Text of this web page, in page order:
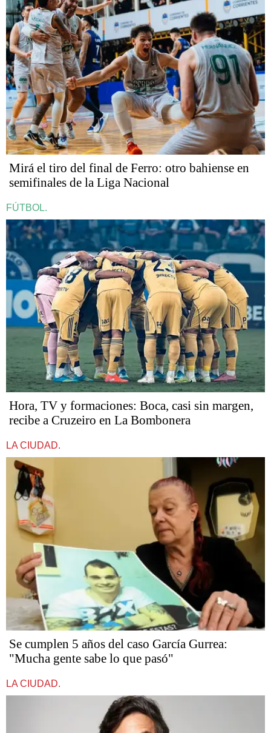
Mirá el tiro del final de Ferro: otro bahiense en
semifinales de la Liga Nacional
FÚTBOL.
Hora, TV y formaciones: Boca, casi sin margen,
recibe a Cruzeiro en La Bombonera
LA CIUDAD.
Se cumplen 5 años del caso García Gurrea:
"Mucha gente sabe lo que pasó"
LA CIUDAD.